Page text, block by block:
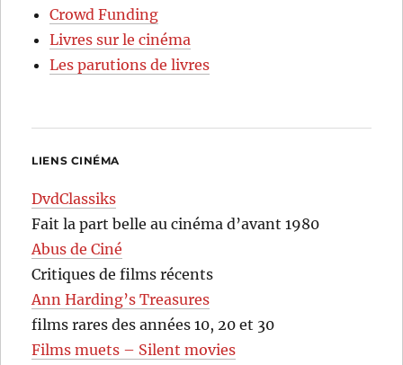
Crowd Funding
Livres sur le cinéma
Les parutions de livres
LIENS CINÉMA
DvdClassiks
Fait la part belle au cinéma d’avant 1980
Abus de Ciné
Critiques de films récents
Ann Harding’s Treasures
films rares des années 10, 20 et 30
Films muets – Silent movies